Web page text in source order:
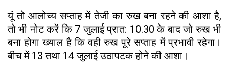
यूं तो आलोच्य सप्ताह में तेजी का रुख बना रहने की आशा है,
तो भी नोट करें कि 7 जुलाई प्रात: 10.30 के बाद जो रुख भी
बना होगा ख्याल है कि वही रुख पूरे सप्ताह में प्रभावी रहेगा।
बीच में 13 तथा 14 जुलाई उठापटक होने की आशा।